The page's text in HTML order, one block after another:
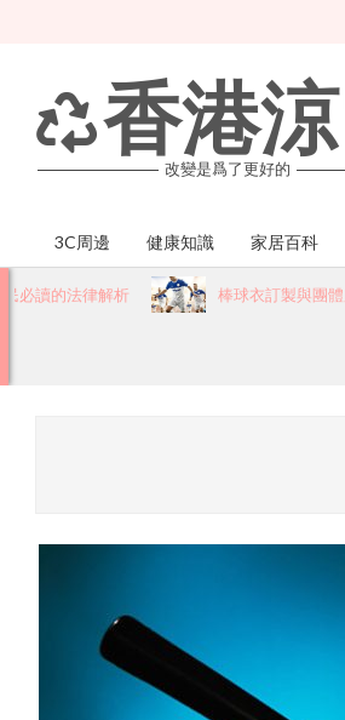
香港
改變是爲了更好的
Primary
Navigation
3C周邊 健康知識 家居百科
的法律解析 棒球衣訂製與團體服